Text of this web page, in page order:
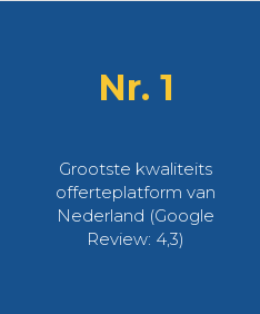
Nr. 1
Grootste kwaliteits
offerteplatform van
Nederland (Google
Review: 4,3)